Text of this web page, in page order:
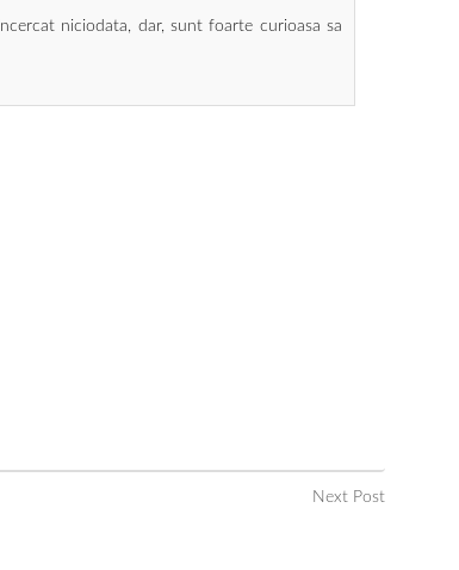
niciodata, dar, sunt foarte curioasa sa
Next Post